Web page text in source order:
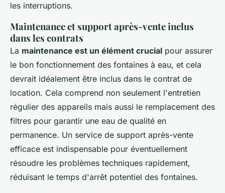
les interruptions.
Maintenance et support après-vente inclus
dans les contrats
La maintenance est un élément crucial pour assurer
le bon fonctionnement des fontaines à eau, et cela
devrait idéalement être inclus dans le contrat de
location. Cela comprend non seulement l'entretien
régulier des appareils mais aussi le remplacement des
filtres pour garantir une eau de qualité en
permanence. Un service de support après-vente
efficace est indispensable pour éventuellement
résoudre les problèmes techniques rapidement,
réduisant le temps d'arrêt potentiel des fontaines.